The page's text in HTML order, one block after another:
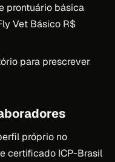
prontuário básica
Vet Básico R$
para prescrever
próprio no
certificado ICP-Brasil